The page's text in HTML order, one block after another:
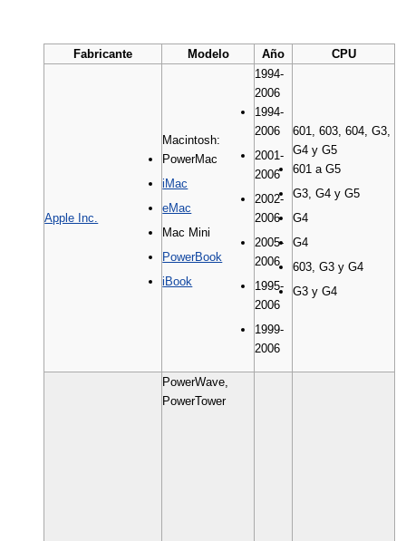
Fabricante Modelo Año CPU
Apple Inc.
Macintosh:
PowerMac
iMac
eMac
Mac Mini
PowerBook
iBook
1994-
2006
1994-
2006
2001-
2006
2002-
2006
2005-
2006
1995-
2006
1999-
2006
601, 603, 604, G3,
G4 y G5
601 a G5
G3, G4 y G5
G4
G4
603, G3 y G4
G3 y G4
PowerWave,
PowerTower